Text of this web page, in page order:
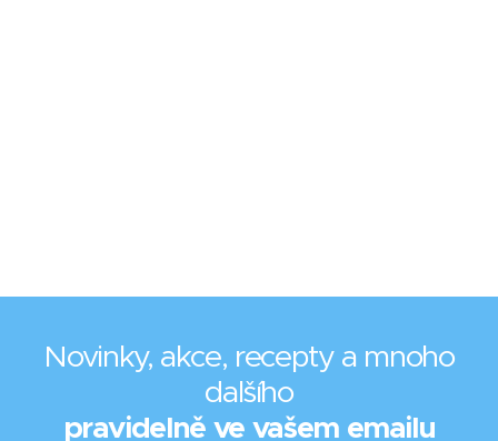
Novinky, akce, recepty a mnoho
dalšího
pravidelně ve vašem emailu